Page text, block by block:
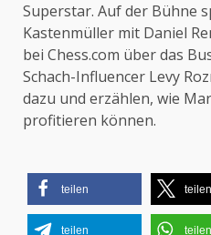
Superstar. Auf der Bühne
Kastenmüller mit Daniel
bei Chess.com über das
Schach-Influencer Levy
dazu und erzählen, wie
profitieren können.
teilen teilen
teilen teilen